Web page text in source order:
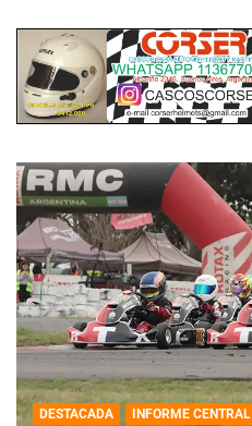
DESTACADA INFORME CENTRAL